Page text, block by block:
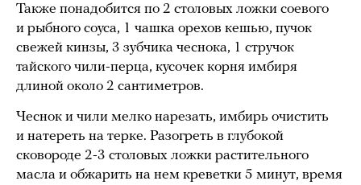
Также понадобится по 2 столовых ложки соевого
и рыбного соуса, 1 чашка орехов кешью, пучок
свежей кинзы, 3 зубчика чеснока, 1 стручок
тайского чили-перца, кусочек корня имбиря
длиной около 2 сантиметров.
Чеснок и чили мелко нарезать, имбирь очистить
и натереть на терке. Разогреть в глубокой
сковороде 2-3 столовых ложки растительного
масла и обжарить на нем креветки 5 минут, время